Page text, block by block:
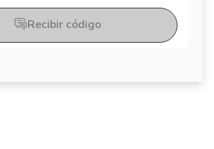
Recibir código